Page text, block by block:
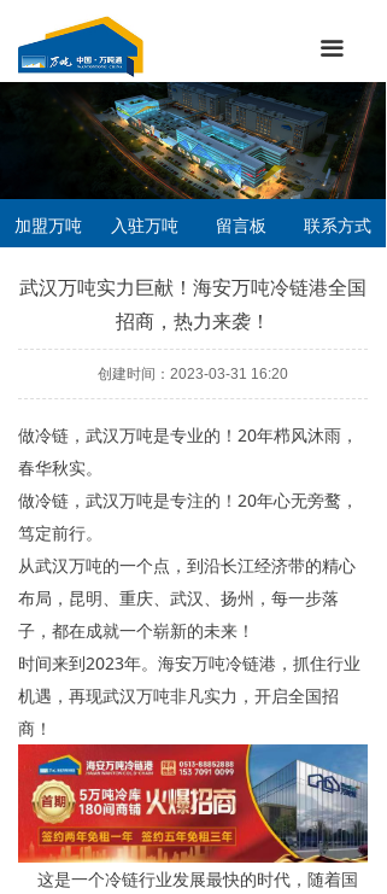
끀
武汉万吨实力巨献！海安万吨冷链港全国
招商，热力来袭！
做冷链，武汉万吨是专业的！20年栉风沐雨，
春华秋实。
做冷链，武汉万吨是专注的！20年心无旁鹜，
笃定前行。
从武汉万吨的一个点，到沿长江经济带的精心
布局，昆明、重庆、武汉、扬州，每一步落
子，都在成就一个崭新的未来！
时间来到2023年。海安万吨冷链港，抓住行业
机遇，再现武汉万吨非凡实力，开启全国招
商！
这是一个冷链行业发展最快的时代，随着国
创建时间： 2023-03-31 16:20
加盟万吨 入驻万吨 留言板 联系方式